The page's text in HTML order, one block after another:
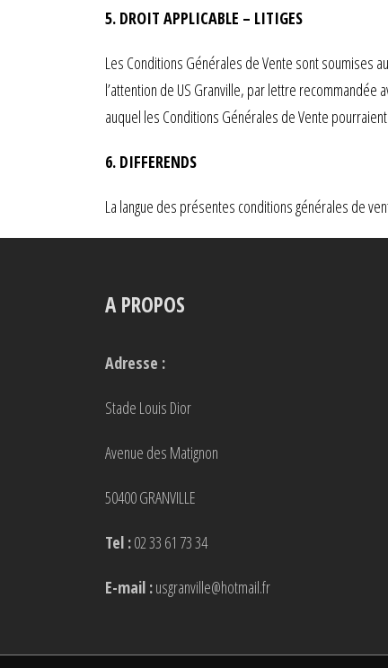
5. DROIT APPLICABLE – LITIGES
Les Conditions Générales de Vente sont soumises
l’attention de US Granville, par lettre recommandée
auquel les Conditions Générales de Vente
6. DIFFERENDS
La langue des présentes conditions générales de
A PROPOS
Adresse :
Stade Louis Dior
Avenue des Matignon
50400 GRANVILLE
Tel :02 33 61 73 34
E-mail :usgranville@hotmail.fr